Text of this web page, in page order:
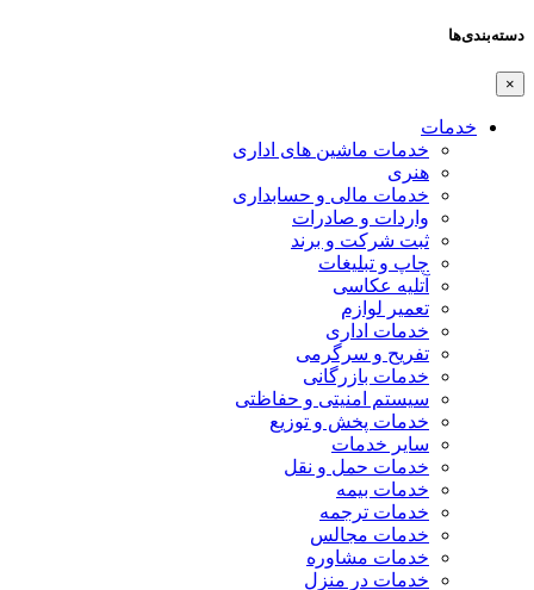
دسته‌بندی‌ها
×
خدمات
خدمات ماشین های اداری
هنری
خدمات مالی و حسابداری
واردات و صادرات
ثبت شرکت و برند
چاپ و تبلیغات
آتلیه عکاسی
تعمیر لوازم
خدمات اداری
تفریح و سرگرمی
خدمات بازرگانی
سیستم امنیتی و حفاظتی
خدمات پخش و توزیع
سایر خدمات
خدمات حمل و نقل
خدمات بیمه
خدمات ترجمه
خدمات مجالس
خدمات مشاوره
خدمات در منزل